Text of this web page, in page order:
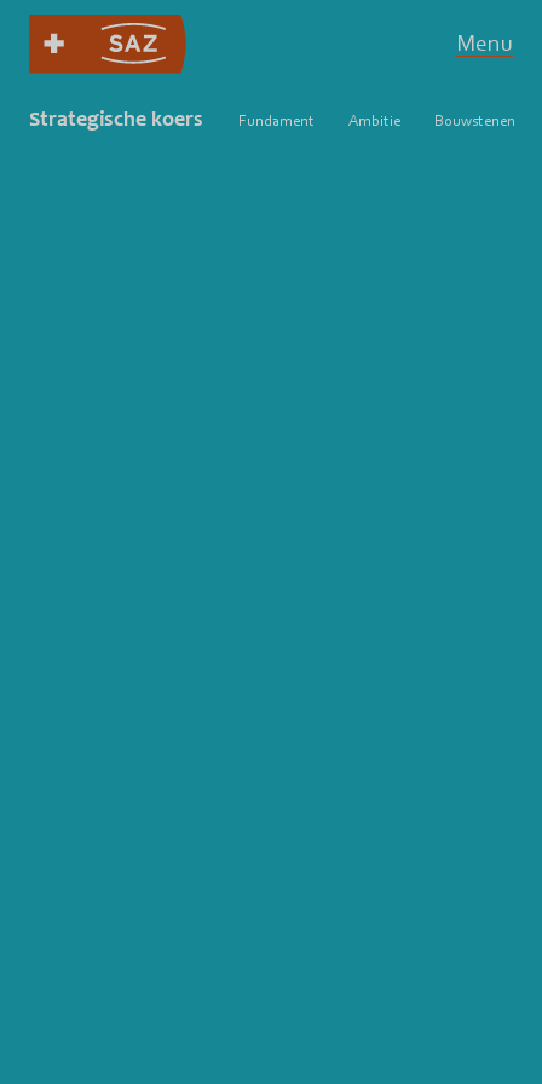
Menu
Strategische koers Fundament Ambitie Bouwstenen